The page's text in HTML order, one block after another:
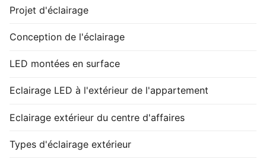
Projet d'éclairage
Conception de l'éclairage
LED montées en surface
Eclairage LED à l'extérieur de l'appartement
Eclairage extérieur du centre d'affaires
Types d'éclairage extérieur